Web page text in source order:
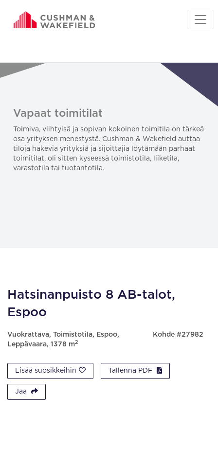
Vapaat toimitilat
Toimiva, viihtyisä ja sopivan kokoinen toimitila on tärkeä
osa yrityksen menestystä. Cushman & Wakefield auttaa
tiloja hakevia yrityksiä ja sijoittajia löytämään parhaat
toimitilat, oli sitten kyseessä toimistotila, liiketila,
varastotila tai tuotantotila.
Hatsinanpuisto 8 AB-talot,
Espoo
Vuokrattava, Toimistotila, Espoo,
Leppävaara, 1378 m2
Kohde #27982
Lisää suosikkeihin Tallenna PDF
Jaa